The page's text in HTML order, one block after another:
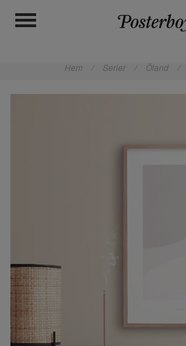
Hem Serier Öland